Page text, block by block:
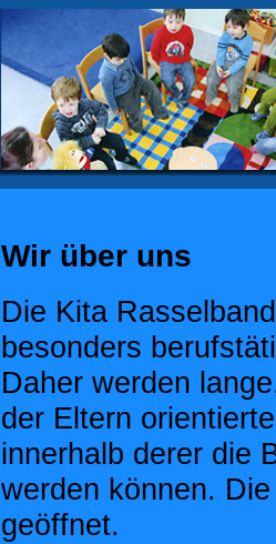
Wir über uns
Die Kita
besonders
Daher werden
der Eltern
innerhalb derer die
werden können.
geöffnet.